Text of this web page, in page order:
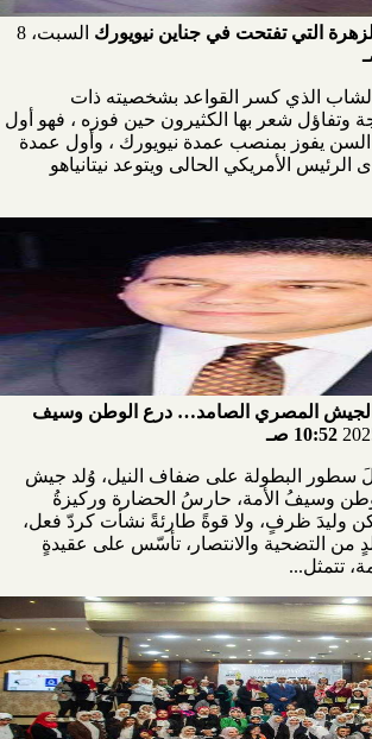
التي تفتحت في جناين نيويورك
السبت، 8
الشاب الذي كسر القواعد بشخصيته ذات
وتفاؤل شعر بها الكثيرون حين فوزه ، فهو أول
يفوز بمنصب عمدة نيويورك ، وأول عمدة
الرئيس الأمريكي الحالى ويتوعد نيتانياهو
المصري الصامد… درع الوطن وسيف
10:52 صـ
سطور البطولة على ضفاف النيل، وُلد جيش
وسيفُ الأمة، حارسُ الحضارة وركيزةُ
وليدَ ظرفٍ، ولا قوةً طارئةً نشأت كردّ فعل،
من التضحية والانتصار، تأسّس على عقيدةٍ
تتمثل...